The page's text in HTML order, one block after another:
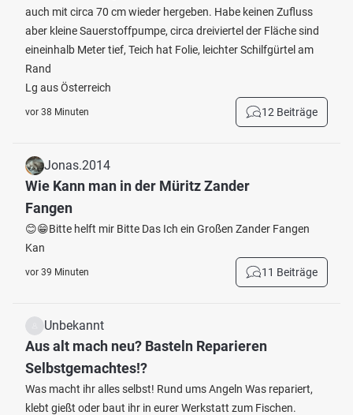
auch mit circa 70 cm wieder hergeben. Habe keinen Zufluss
aber kleine Sauerstoffpumpe, circa dreiviertel der Fläche sind
eineinhalb Meter tief, Teich hat Folie, leichter Schilfgürtel am
Rand
Lg aus Österreich
vor 38 Minuten 12 Beiträge
Jonas.2014
Wie Kann man in der Müritz Zander
Fangen
😊😁Bitte helft mir Bitte Das Ich ein Großen Zander Fangen
Kan
vor 39 Minuten 11 Beiträge
Unbekannt
Aus alt mach neu? Basteln Reparieren
Selbstgemachtes!?
Was macht ihr alles selbst! Rund ums Angeln Was repariert,
klebt gießt oder baut ihr in eurer Werkstatt zum Fischen.